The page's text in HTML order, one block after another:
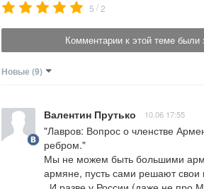
5 /2
Комментарии к этой теме были
Новые (9)
Валентин Прутько 10.06 17:55
"Лавров: Вопрос о членстве
ребром."
Мы не можем быть большими
армяне, пусть сами решают свои